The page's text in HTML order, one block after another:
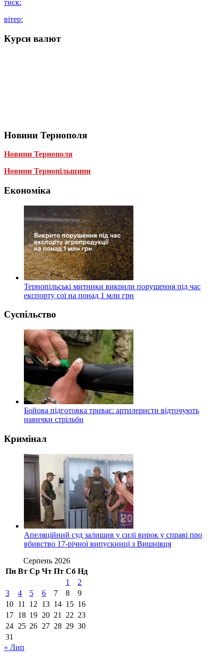
тиск:
вітер:
Курси валют
Новини Тернополя
Новини Тернополя
Новини Тернопільщини
Економіка
Тернопільські митники викрили порушення під час
експорту сої на понад 1 млн грн
Суспільство
Бойова підготовка триває: артилеристи відточують
навички стрільби
Кримінал
Апеляційний суд залишив у силі вирок у справі про
вбивство 17-річної випускниці з Вишнівця
Серпень 2026
Пн Вт Ср Чт Пт Сб Нд
1
2
3
4 5 6 7 8
9
10 11 12 13 14 15 16
17 18 19 20 21 22 23
24 25 26 27 28 29 30
31
« Лип